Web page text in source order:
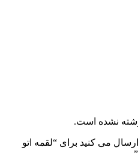
نشده است.
می کنید برای “لقمه اتو